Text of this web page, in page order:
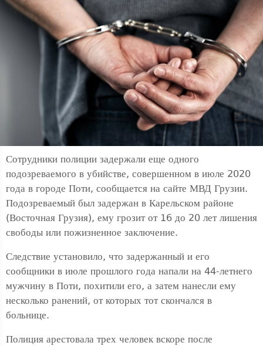
Сотрудники полиции задержали еще одного
подозреваемого в убийстве, совершенном в июле 2020
года в городе Поти, сообщается на сайте МВД Грузии.
Подозреваемый был задержан в Карельском районе
(Восточная Грузия), ему грозит от 16 до 20 лет лишения
свободы или пожизненное заключение.
Следствие установило, что задержанный и его
сообщники в июле прошлого года напали на 44-летнего
мужчину в Поти, похитили его, а затем нанесли ему
несколько ранений, от которых тот скончался в
больнице.
Полиция арестовала трех человек вскоре после